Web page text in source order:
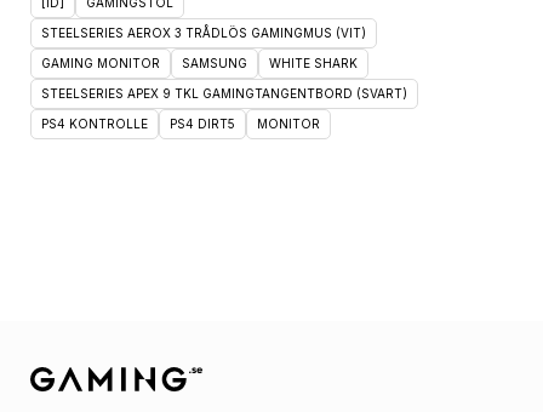
STEELSERIES AEROX 3 TRÅDLÖS GAMINGMUS (VIT)
GAMING MONITOR SAMSUNG WHITE SHARK
STEELSERIES APEX 9 TKL GAMINGTANGENTBORD (SVART)
PS4 KONTROLLE PS4 DIRT5 MONITOR